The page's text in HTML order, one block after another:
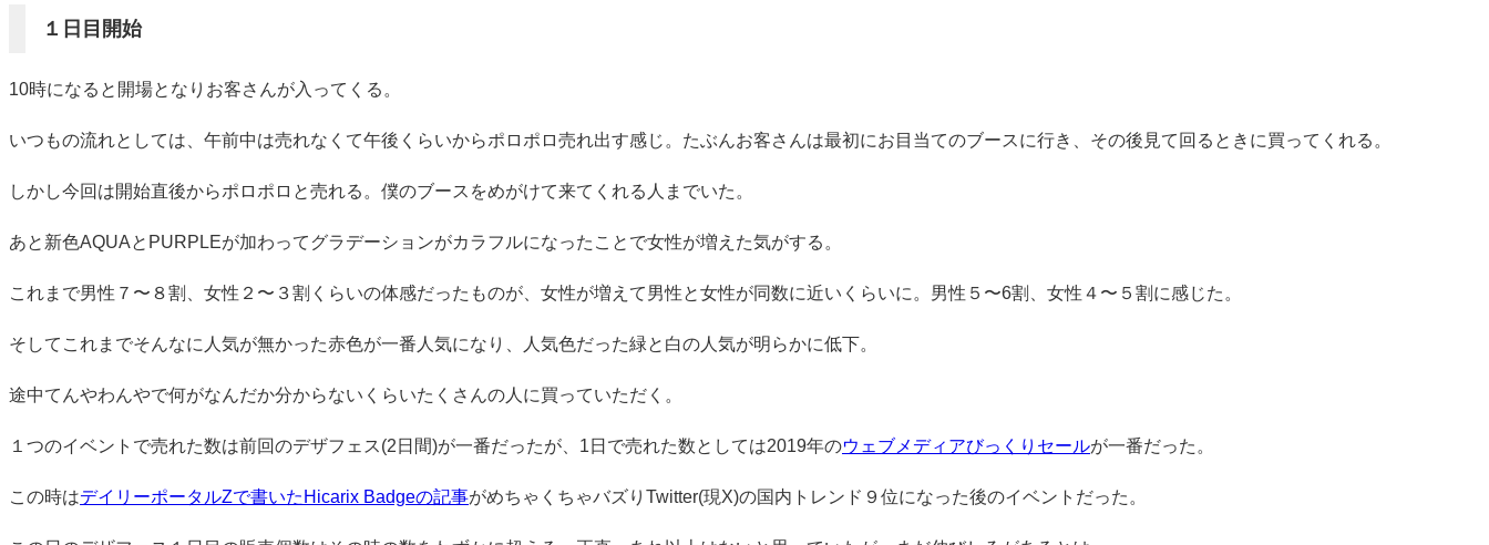
１日目開始
10時になると開場となりお客さんが入ってくる。
いつもの流れとしては、午前中は売れなくて午後くらいからポロポロ売れ出す感じ。たぶんお客さんは最初にお目当てのブースに行き、その後見て回るときに買ってくれる。
しかし今回は開始直後からポロポロと売れる。僕のブースをめがけて来てくれる人までいた。
あと新色AQUAとPURPLEが加わってグラデーションがカラフルになったことで女性が増えた気がする。
これまで男性７〜８割、女性２〜３割くらいの体感だったものが、女性が増えて男性と女性が同数に近いくらいに。男性５〜6割、女性４〜５割に感じた。
そしてこれまでそんなに人気が無かった赤色が一番人気になり、人気色だった緑と白の人気が明らかに低下。
途中てんやわんやで何がなんだか分からないくらいたくさんの人に買っていただく。
１つのイベントで売れた数は前回のデザフェス(2日間)が一番だったが、1日で売れた数としては2019年のウェブメディアびっくりセールが一番だった。
この時はデイリーポータルZで書いたHicarix Badgeの記事がめちゃくちゃバズりTwitter(現X)の国内トレンド９位になった後のイベントだった。